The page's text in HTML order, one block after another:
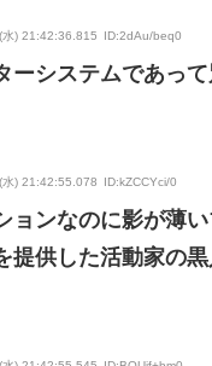
) 21:42:36.815 ID:2dAu/beq0
ーシステムであっ
) 21:42:55.078 ID:kZCCYci/0
ョンなのに影が薄
提供した活動家の黒